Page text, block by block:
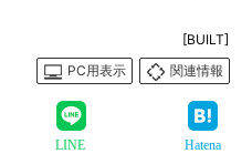
[BUILT]
PC用表示
関連情報
LINE Hatena